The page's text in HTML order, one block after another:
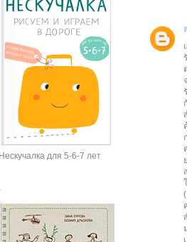
Нескучалка для 5-6-7 лет
.